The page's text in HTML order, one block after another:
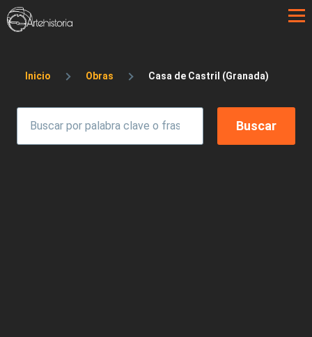
Pasar al contenido principal
Sobrescribir enlaces de ayuda a la
Inicio Obras Casa de Castril (Granada)